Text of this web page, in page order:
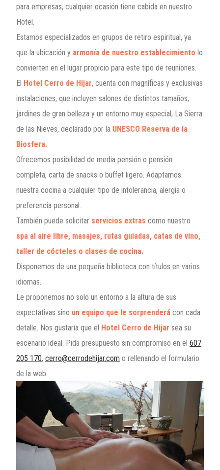
para empresas, cualquier ocasión tiene cabida en nuestro
Hotel.
Estamos especializados en grupos de retiro espiritual, ya
que la ubicación y armonía de nuestro establecimiento lo
convierten en el lugar propicio para este tipo de reuniones.
El Hotel Cerro de Hijar, cuenta con magníficas y exclusivas
instalaciones, que incluyen salones de distintos tamaños,
jardines de gran belleza y un entorno muy especial, La Sierra
de las Nieves, declarado por la UNESCO Reserva de la
Biosfera.
Ofrecemos posibilidad de media pensión o pensión
completa, carta de snacks o buffet ligero. Adaptamos
nuestra cocina a cualquier tipo de intolerancia, alergia o
preferencia personal.
También puede solicitar servicios extras como nuestro
spa al aire libre, masajes, rutas guiadas, catas de vino,
taller de cócteles o clases de cocina.
Disponemos de una pequeña biblioteca con títulos en varios
idiomas.
Le proponemos no solo un entorno a la altura de sus
expectativas sino un equipo que le sorprenderá con cada
detalle. Nos gustaría que el Hotel Cerro de Hijar sea su
escenario ideal. Pida presupuesto sin compromiso en el 607
205 170, cerro@cerrodehijar.com o rellenando el formulario
de la web.